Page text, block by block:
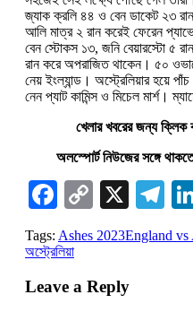
জ্যাক ক্রলি ৪৪ ও বেন ডাকেট ২৩
আলি মাত্র ২ রান করেই ফেরেন
বেন স্টোকস ১৩, জনি বেয়ারস্টো ৫
রান করে অপরাজিত থাকেন। ৫০
নেয় ইংল্যান্ড। অস্ট্রেলিয়ার হয়ে
নেন প্যাট কামিন্স ও মিচেল মার্শ।
খেলার খবরের জন্য
অলস্পোর্ট নিউজের সঙ্গে
Facebook
Copy
Link
X
Tags: Ashes 2023England vs
অস্ট্রেলিয়া
Leave a Reply